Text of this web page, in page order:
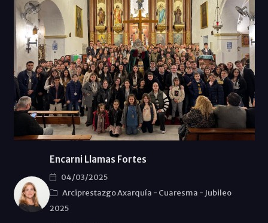
Encarni Llamas Fortes
04/03/2025
Arciprestazgo Axarquía - Cuaresma - Jubileo
2025